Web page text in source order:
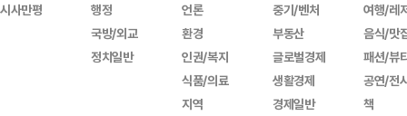
시사만평
행정
국방/외교
정치일반
언론
환경
인권/복지
식품/의료
지역
중기/벤처
부동산
글로벌경제
생활경제
경제일반
여행/레
음식/맛
패션/뷰
공연/전
책